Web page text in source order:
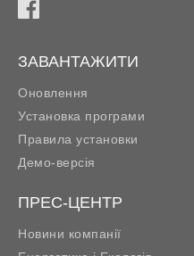
ЗАВАНТАЖИТИ
Оновлення
Установка програми
Правила установки
Демо-версія
ПРЕС-ЦЕНТР
Новини компанії